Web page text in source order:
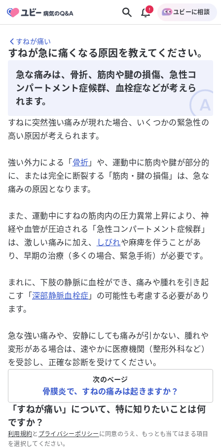
ユビーに相談
すねが痛い
すねが急に痛くなる原因を教えてください。
急な痛みは、骨折、筋肉や腱の損傷、急性コ
ンパートメント症候群、血栓症などが考えら
れます。
すねに突然強い痛みが現れた場合、いくつかの緊急性の
高い原因が考えられます。
強い外力による「 骨折 」や、運動中に筋肉や腱が部分的
に、または完全に断裂する「筋肉・腱の損傷」は、急な
痛みの原因となります。
また、運動中にすねの筋肉内の圧力異常上昇により、神
経や血管が圧迫される「急性コンパートメント症候群」
は、激しい痛みに加え、
しびれや麻痺を伴うことがあ
り、早期の治療（多くの場合、緊急手術）が必要です。
まれに、下肢の静脈に血栓ができ、痛みや腫れを引き起
こす「 深部静脈血栓症 」の可能性も考慮する必要があり
ます。
急な強い痛みや、安静にしても痛みが引かない、腫れや
変形がある場合は、速やかに医療機関（整形外科など）
を受診し、正確な診断を受けてください。
次のページ
骨膜炎で、すねの痛みは起きますか？
「すねが痛い」について、特に知りたいことは何
ですか？
利用規約と プライバシーポリシー に同意のうえ、もっとも当てはまる項目
を選択してください。